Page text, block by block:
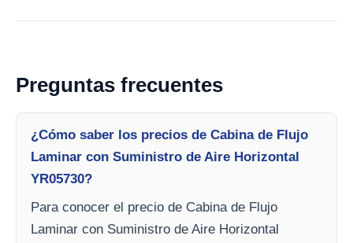
Preguntas frecuentes
¿Cómo saber los precios de Cabina de Flujo
Laminar con Suministro de Aire Horizontal
YR05730?
Para conocer el precio de Cabina de Flujo
Laminar con Suministro de Aire Horizontal